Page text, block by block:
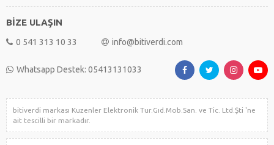
BİZE ULAŞIN
0 541 313 10 33 info@bitiverdi.com
Whatsapp Destek: 05413131033
bitiverdi markası Kuzenler Elektronik Tur.Gıd.Mob.San. ve Tic. Ltd.Şti 'ne
ait tescilli bir markadır.